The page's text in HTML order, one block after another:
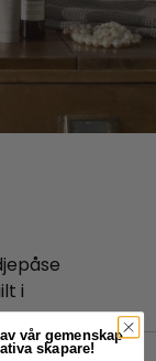
i
vår gemenskap
skapare!